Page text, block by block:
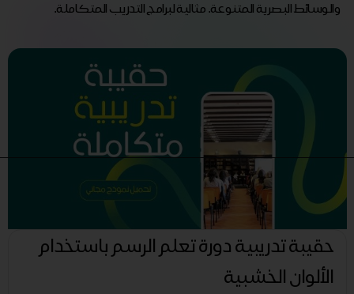
والوسائط البصرية المتنوعة. مثالية لبرامج التدريب المتكاملة.
حقيبة تدريبية دورة تعلم الرسم باستخدام
الألوان الخشبية